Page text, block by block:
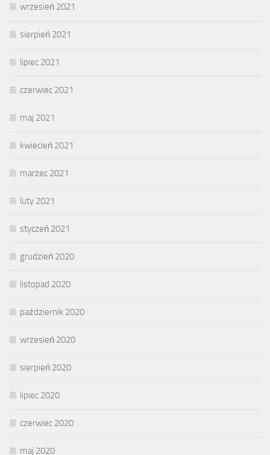
wrzesień 2021
sierpień 2021
lipiec 2021
czerwiec 2021
maj 2021
kwiecień 2021
marzec 2021
luty 2021
styczeń 2021
grudzień 2020
listopad 2020
październik 2020
wrzesień 2020
sierpień 2020
lipiec 2020
czerwiec 2020
maj 2020